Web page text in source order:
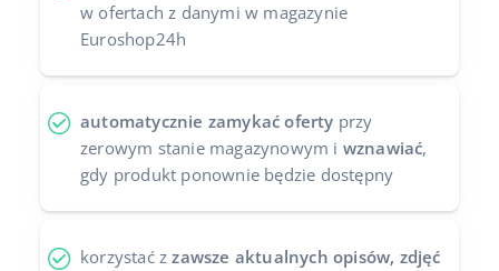
w ofertach z danymi w magazynie
Euroshop24h
automatycznie zamykać oferty przy
zerowym stanie magazynowym i wznawiać,
gdy produkt ponownie będzie dostępny
korzystać zzawsze aktualnych opisów, zdjęć